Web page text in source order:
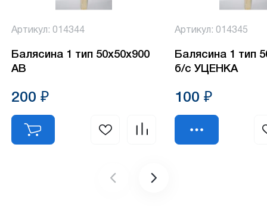
Артикул: 014344
Балясина 1 тип 50х50х900
АВ
200 ₽
Артикул: 014345
Балясина 1 тип
б/с УЦЕНКА
100 ₽